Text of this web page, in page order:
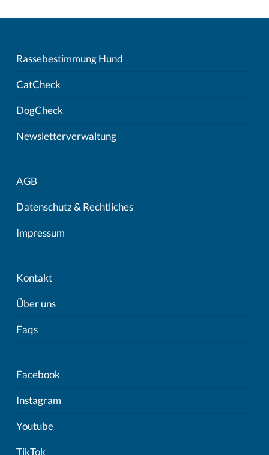
Rassebestimmung Hund
CatCheck
DogCheck
Newsletterverwaltung
AGB
Datenschutz & Rechtliches
Impressum
Kontakt
Über uns
Faqs
Facebook
Instagram
Youtube
TikTok